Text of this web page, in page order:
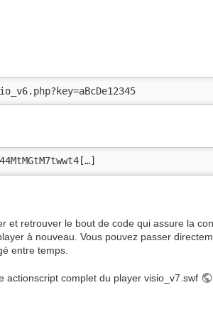
et retrouver le bout de code qui assure la
à nouveau. Vous pouvez passer
entre temps.
actionscript complet du player visio_v7.swf